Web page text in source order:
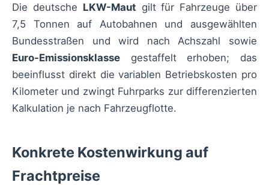
Die deutsche LKW-Maut gilt für Fahrzeuge über
7,5 Tonnen auf Autobahnen und ausgewählten
Bundesstraßen und wird nach Achszahl sowie
Euro-Emissionsklasse gestaffelt erhoben; das
beeinflusst direkt die variablen Betriebskosten pro
Kilometer und zwingt Fuhrparks zur differenzierten
Kalkulation je nach Fahrzeugflotte.
Konkrete Kostenwirkung auf
Frachtpreise